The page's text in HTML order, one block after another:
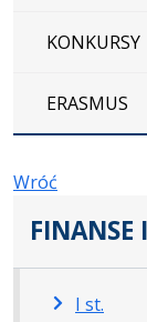
KONKURSY
ERASMUS
Wróć
FINANSE
I st.